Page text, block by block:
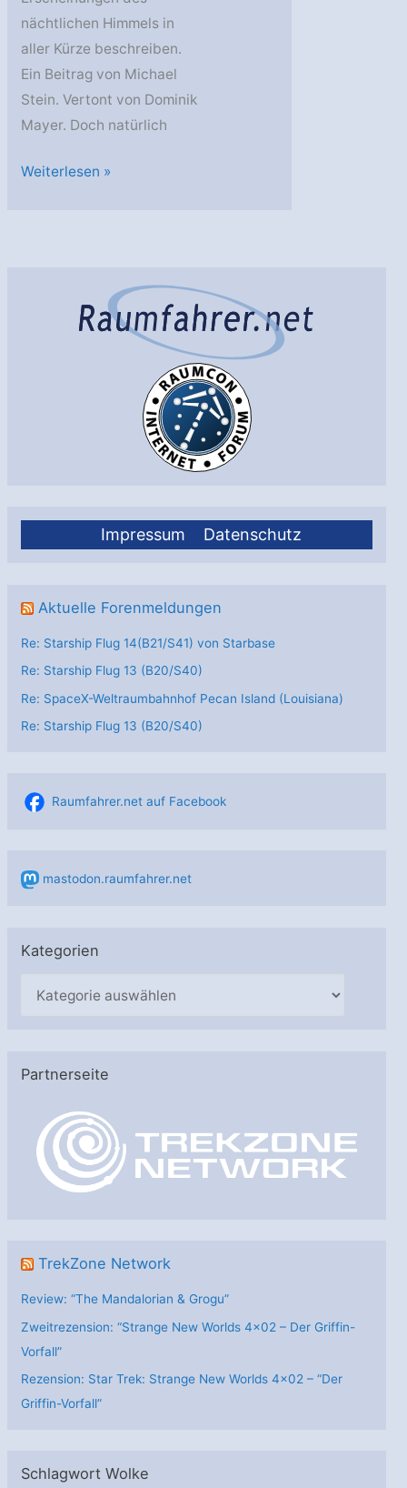
Impressum Datenschutz
Aktuelle Forenmeldungen
Re: Starship Flug 14(B21/S41) von Starbase
Re: Starship Flug 13 (B20/S40)
Re: SpaceX-Weltraumbahnhof Pecan Island (Louisiana)
Re: Starship Flug 13 (B20/S40)
Raumfahrer.net auf Facebook
mastodon.raumfahrer.net
Kategorien
g
Partnerseite
TrekZone Network
Review: “The Mandalorian & Grogu”
Zweitrezension: “Strange New Worlds 4×02 – Der Griffin-
Vorfall”
Rezension: Star Trek: Strange New Worlds 4×02 – “Der
Griffin-Vorfall”
Schlagwort Wolke
nächtlichen Himmels in
aller Kürze beschreiben.
Ein Beitrag von Michael
Stein. Vertont von Dominik
Mayer. Doch natürlich
Kometen
Vergangenheit
Weiterlesen »